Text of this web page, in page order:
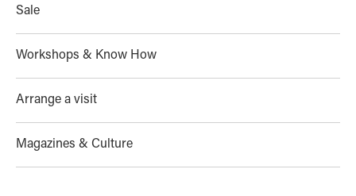
Sale
Workshops & Know How
Arrange a visit
Magazines & Culture